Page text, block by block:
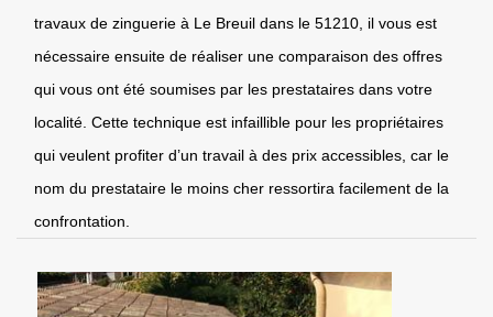
travaux de zinguerie à Le Breuil dans le 51210, il vous est
nécessaire ensuite de réaliser une comparaison des offres
qui vous ont été soumises par les prestataires dans votre
localité. Cette technique est infaillible pour les propriétaires
qui veulent profiter d’un travail à des prix accessibles, car le
nom du prestataire le moins cher ressortira facilement de la
confrontation.